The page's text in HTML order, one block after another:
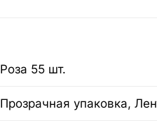
Роза 55 шт.
Прозрачная упаковка,